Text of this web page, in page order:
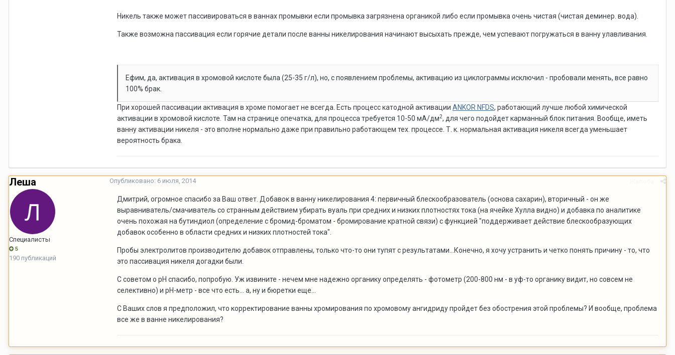
Никель также может пассивироваться в ваннах промывки если промывка загрязнена органикой либо если промывка очень чистая (чистая деминер. вода).
Также возможна пассивация если горячие детали после ванны никелирования начинают высыхать прежде, чем успевают погружаться в ванну улавливания.
Ефим, да, активация в хромовой кислоте была (25-35 г/л), но, с появлением проблемы, активацию из циклограммы исключил - пробовали менять, все равно
100% брак.
При хорошей пассивации активация в хроме помогает не всегда. Есть процесс катодной активации ANKOR NFDS, работающий лучше любой химической
активации в хромовой кислоте. Там на странице опечатка, для процесса требуется 10-50 мА/дм2, для чего подойдет карманный блок питания. Вообще, иметь
ванну активации никеля - это вполне нормально даже при правильно работающем тех. процессе. Т. к. нормальная активация никеля всегда уменьшает
вероятность брака.
Леша
Специалисты
5
190 публикаций
Опубликовано: 6 июля, 2014
Дмитрий, огромное спасибо за Ваш ответ. Добавок в ванну никелирования 4: первичный блескообразователь (основа сахарин), вторичный - он же
выравниватель/смачиватель со странным действием убирать вуаль при средних и низких плотностях тока (на ячейке Хулла видно) и добавка по аналитике
очень похожая на бутиндиол (определение с бромид-броматом - бромирование кратной связи) с функцией "поддерживает действие блескообразующих
добавок особенно в области средних и низких плотностей тока".
Пробы электролитов производителю добавок отправлены, только что-то они тупят с результатами...Конечно, я хочу устранить и четко понять причину - то, что
это пассивация никеля догадки были.
С советом о рН спасибо, попробую. Уж извините - нечем мне надежно органику определять - фотометр (200-800 нм - в уф-то органику видит, но совсем не
селективно) и рН-метр - все что есть... а, ну и бюретки еще...
С Ваших слов я предположил, что корректирование ванны хромирования по хромовому ангидриду пройдет без обострения этой проблемы? И вообще, проблема
все же в ванне никелирования?